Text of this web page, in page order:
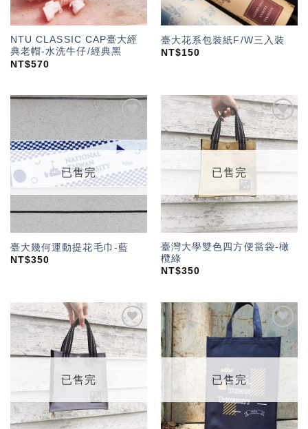
NTU CLASSIC CAP臺大經
典老帽-水洗牛仔/經典黑
NT$570
臺大花系包裝紙F/W三入裝
NT$150
加入
「願
望輕
已售完
臺大幾何運動提花毛巾-藍
NT$350
加入
「願
望輕
已售完
臺灣大學雙色四方便當袋-橄
欖綠
NT$350
加入
「願
望輕
已售完
加入
「願
望輕
已售完